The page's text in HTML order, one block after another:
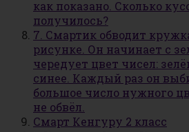
как показано. Сколько
получилось?
7. Смартик обводит
рисунке. Он начинает с
чередует цвет чисел:
синее. Каждый раз он
большое число нужного
не обвёл.
Смарт Кенгуру 2 класс